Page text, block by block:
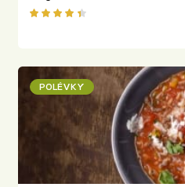
speciality
POLÉVKY